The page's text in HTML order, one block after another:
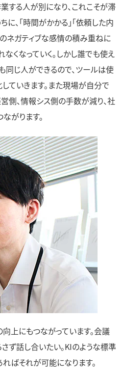
する人が別になり、これこそが滞
に、「時間がかかる」「依頼した内
ネガティブな感情の積み重ねに
くなっていく。しかし誰でも使え
同じ人ができるので、ツールは使
ていきます。また現場が自分で
側、情報シス側の手数が減り、社
がります。
上にもつながっています。会議
ず話し合いたい。KIのような標準
ばそれが可能になります。